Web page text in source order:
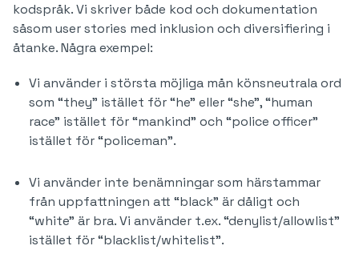
kodspråk. Vi skriver både kod och dokumentation
såsom user stories med inklusion och diversifiering i
åtanke. Några exempel:
Vi använder i största möjliga mån könsneutrala ord
som “they” istället för “he” eller “she”, “human
race” istället för “mankind” och “police officer”
istället för “policeman”.
Vi använder inte benämningar som härstammar
från uppfattningen att “black” är dåligt och
“white” är bra. Vi använder t.ex. “denylist/allowlist”
istället för “blacklist/whitelist”.